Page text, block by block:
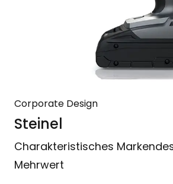
Corporate Design
Steinel
Charakteristisches
Mehrwert